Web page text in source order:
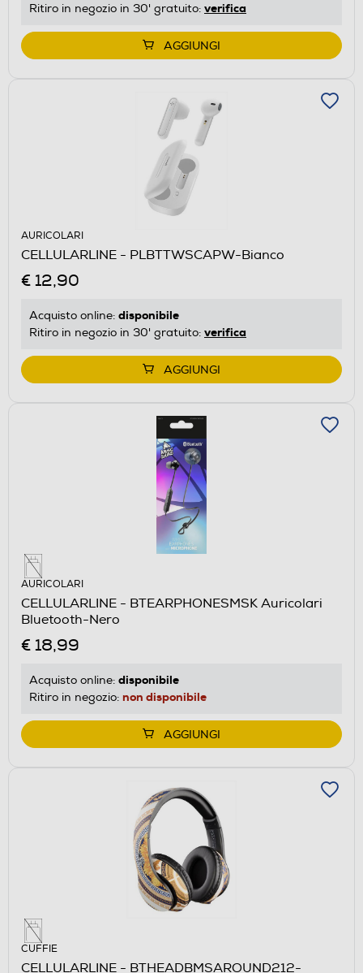
Ritiro in negozio in 30' gratuito: verifica
AGGIUNGI
AURICOLARI
CELLULARLINE - PLBTTWSCAPW-Bianco
€ 12,90
Acquisto online: disponibile
Ritiro in negozio in 30' gratuito: verifica
AGGIUNGI
AURICOLARI
CELLULARLINE - BTEARPHONESMSK Auricolari
Bluetooth-Nero
€ 18,99
Acquisto online: disponibile
Ritiro in negozio: non disponibile
AGGIUNGI
CUFFIE
CELLULARLINE - BTHEADBMSAROUND212-